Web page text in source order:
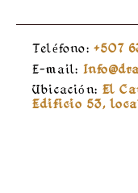
Teléfono: +507
E-mail:
Ubicación: El
Edificio 53,